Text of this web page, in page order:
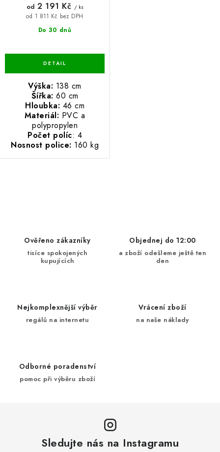
Do 30 dnů
od 1 811 Kč bez DPH
od 2 191 Kč / ks
Výška: 138 cm
Šířka: 60 cm
Hloubka: 46 cm
Materiál: PVC a
polypropylen
Počet políc: 4
Nosnost police: 160 kg
Ověřeno zákazníky
tisíce spokojených
kupujících
Objednej do 12:00
a zboží odešleme ještě ten
den
Nejkomplexnější výběr
regálů na internetu
Vrácení zboží
na naše náklady
Odborné poradenství
pomoc při výběru zboží
Sledujte nás na Instagramu